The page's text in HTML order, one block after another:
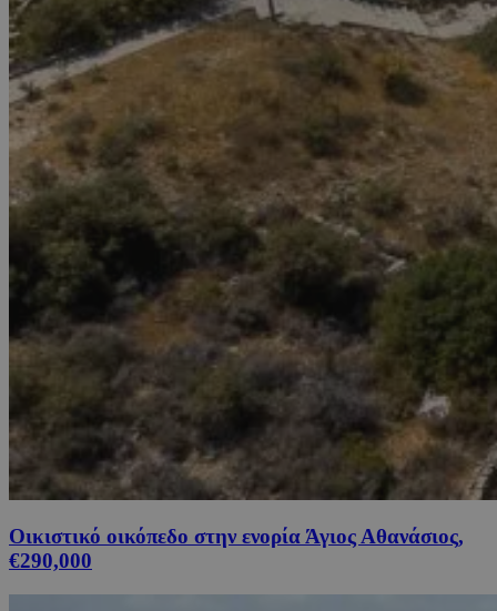
Οικιστικό οικόπεδο στην ενορία Άγιος Αθανάσιος,
€290,000